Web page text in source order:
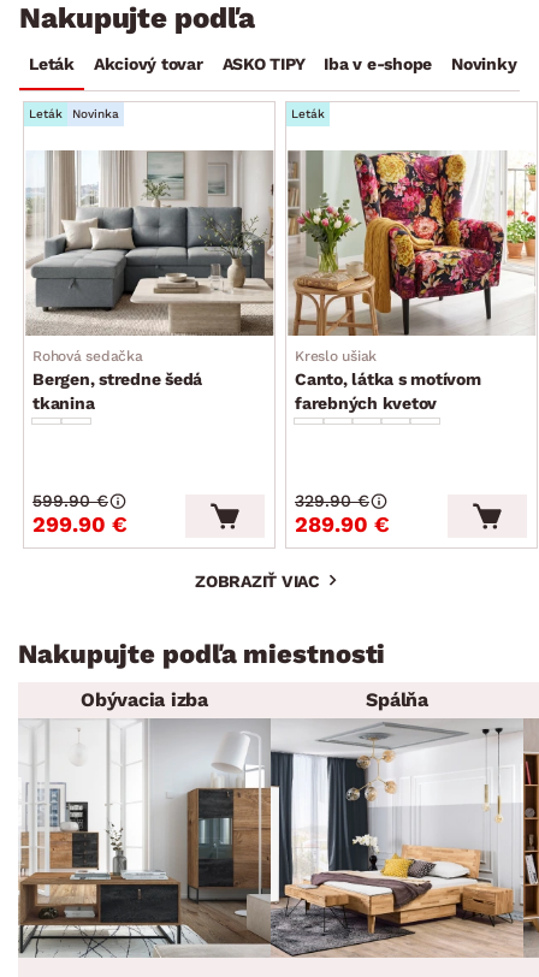
Nakupujte podľa
Leták Akciový tovar ASKO TIPY Iba v e-shope Novinky
Leták Novinka
Rohová sedačka
Bergen, stredne šedá
tkanina
299.90 €
599.90 €
Leták
Kreslo ušiak
Canto, látka s motívom
farebných kvetov
289.90 €
329.90 €
ZOBRAZIŤ VIAC
Nakupujte podľa miestnosti
Obývacia izba Spálňa